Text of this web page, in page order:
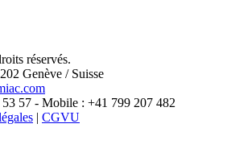
X
réservés.
Genève / Suisse
57 - Mobile : +41 799 207 482
| CGVU